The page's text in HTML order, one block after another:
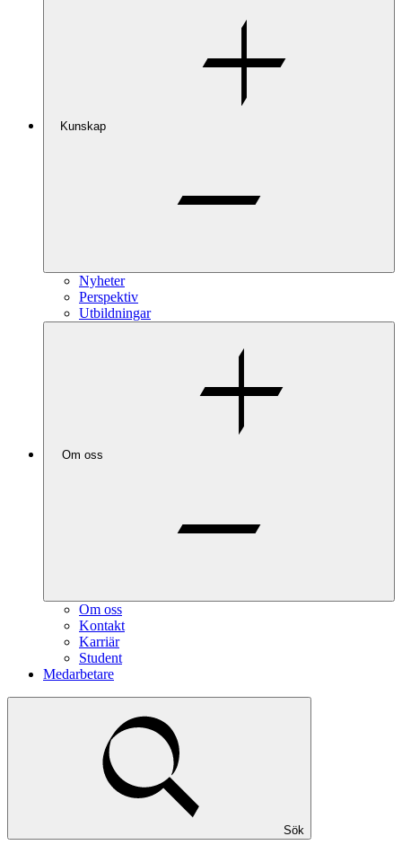
Kunskap
Nyheter
Perspektiv
Utbildningar
Om oss
Om oss
Kontakt
Karriär
Student
Medarbetare
Sök